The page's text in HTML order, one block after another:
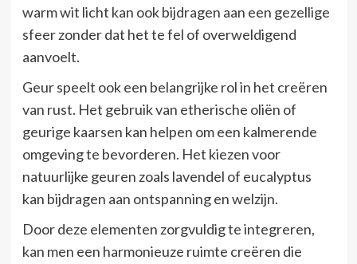
warm wit licht kan ook bijdragen aan een gezellige
sfeer zonder dat het te fel of overweldigend
aanvoelt.
Geur speelt ook een belangrijke rol in het creëren
van rust. Het gebruik van etherische oliën of
geurige kaarsen kan helpen om een kalmerende
omgeving te bevorderen. Het kiezen voor
natuurlijke geuren zoals lavendel of eucalyptus
kan bijdragen aan ontspanning en welzijn.
Door deze elementen zorgvuldig te integreren,
kan men een harmonieuze ruimte creëren die